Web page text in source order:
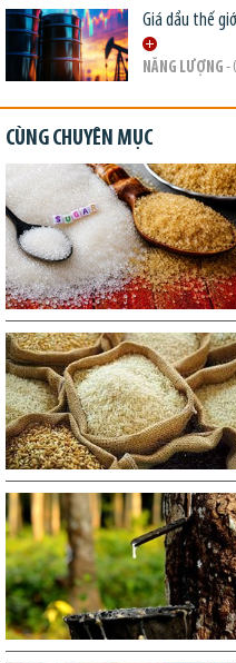
Giá dầu thế
NĂNG LƯỢNG -
CÙNG CHUYÊN MỤC